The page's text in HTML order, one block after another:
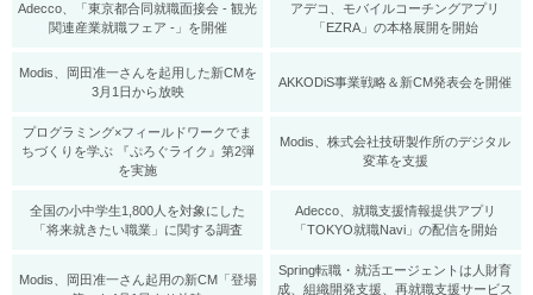
Adecco、「東京都合同就職面接会 - 観光
関連産業就職フェア -」を開催
アデコ、モバイルコーチングアプリ
「EZRA」の本格展開を開始
Modis、岡田准一さんを起用した新CMを
3月1日から放映
AKKODiS事業戦略＆新CM発表会を開催
プログラミング×フィールドワークでま
ちづくりを学ぶ 『ぷろぐライク』第2弾
を実施
Modis、株式会社技研製作所のデジタル
変革を支援
全国の小中学生1,800人を対象にした
「将来就きたい職業」に関する調査
Adecco、就職支援情報提供アプリ
「TOKYO就職Navi」の配信を開始
Modis、岡田准一さん起用の新CM「登場
Spring転職・就活エージェントは人財育
成、組織開発支援、再就職支援サービス